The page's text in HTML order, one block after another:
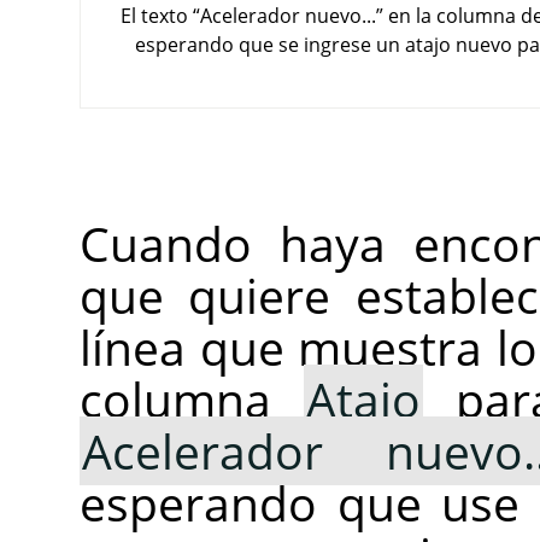
El texto “Acelerador nuevo...” en la columna
esperando que se ingrese un atajo nuevo
Cuando haya
que quiere
línea que muestra
columnaAtajo
Acelerador
esperando que